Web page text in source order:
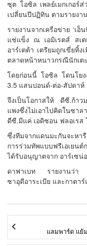
ซุต โอซิล เพลย์เมกเกอร์
เปลี่ยนปีปฏิทิน ตามรายงา
รายงานจากเครือข่าย ‘เ
แช่แข็ง ณ เอมิเรตส์ สเต
อาร์เตต้า เตรียมถูกเขี่ยทิ้
ตลาดหน้าหนาวกรณีนักเต
โดยก่อนนี้ โอซิล โดนโยง
3.5 แสนปอนด์-ต่อ-สัปดาห์
จึงเป็นโอกาสให้ ดีซี.ก้าว
แพงซึ่งไม่เอาไปคิดในซ
ดีซี.มีแค่ เอดิซอน ฟลอเรส
ซึ่งทีมจากแดนมะกันจะหา
การร่วมทัพแบบฟรีเอเยน
ได้รับอนุญาตจาก อาร์เซน่
ดาฟาเบท รายงานว่า น
ซาอุดีอาระเบีย และกาตา
แลมพาร์ด แย้